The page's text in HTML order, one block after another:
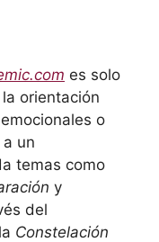
es solo
orientación
o
un
temas como
y
del
Constelación